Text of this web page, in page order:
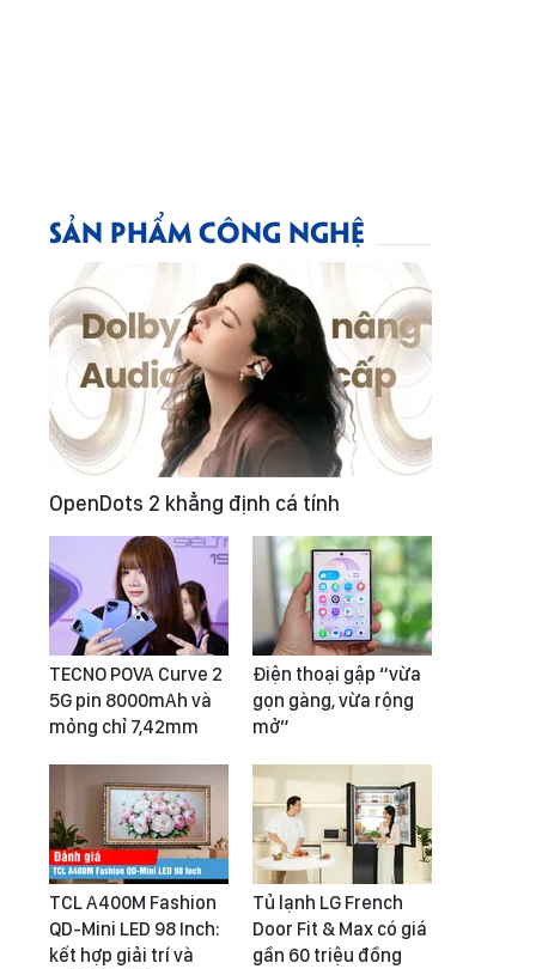
SẢN PHẨM CÔNG NGHỆ
OpenDots 2 khẳng định cá tính
TECNO POVA Curve 2
5G pin 8000mAh và
mỏng chỉ 7,42mm
Điện thoại gập “vừa
gọn gàng, vừa rộng
mở”
TCL A400M Fashion
QD-Mini LED 98 Inch:
kết hợp giải trí và
Tủ lạnh LG French
Door Fit & Max có giá
gần 60 triệu đồng